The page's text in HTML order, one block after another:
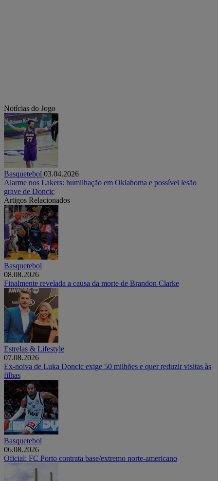
Notícias do Jogo
Basquetebol 03.04.2026
Alarme nos Lakers: humilhação em Oklahoma e possível lesão
grave de Doncic
Artigos Relacionados
Basquetebol
08.08.2026
Finalmente revelada a causa da morte de Brandon Clarke
Estrelas & Lifestyle
07.08.2026
Ex-noiva de Luka Doncic exige 50 milhões e quer reduzir visitas às
filhas
Basquetebol
06.08.2026
Oficial: FC Porto contrata base/extremo norte-americano